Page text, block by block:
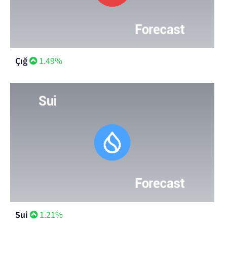
Çığ 1.49%
Sui 1.21%